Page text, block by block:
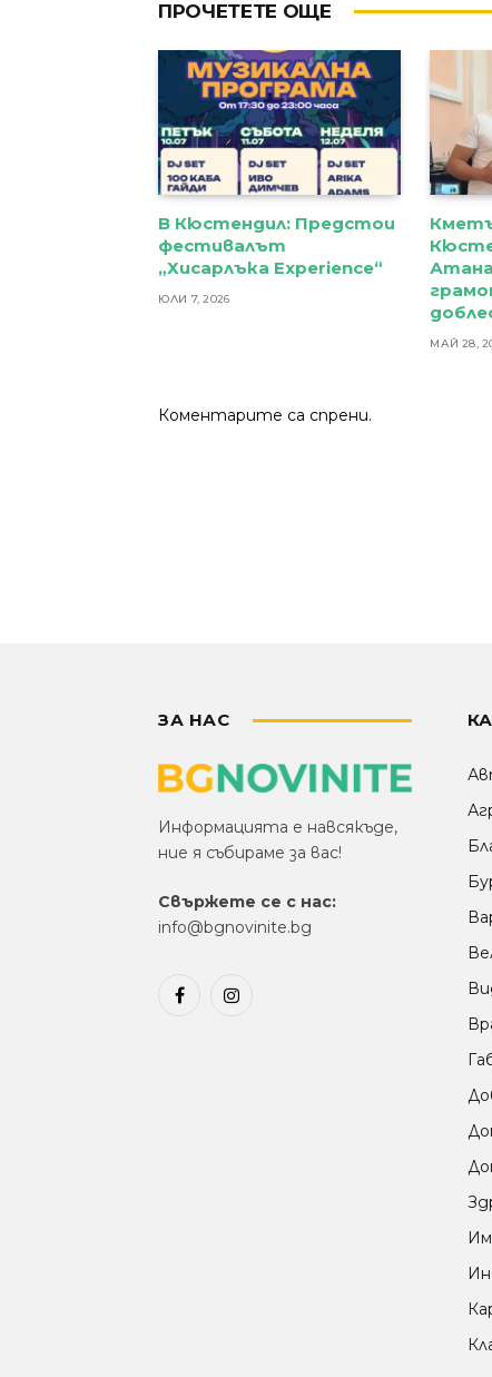
ПРОЧЕТЕТЕ ОЩЕ
В Кюстендил: Предстои
фестивалът
„Хисарлъка Experience“
ЮЛИ 7, 2026
МАЙ 28,
Коментарите са спрени.
ЗА НАС
Информацията е навсякъде,
ние я събираме за вас!
Свържете се с нас:
info@bgnovinite.bg
FacebookInstagram